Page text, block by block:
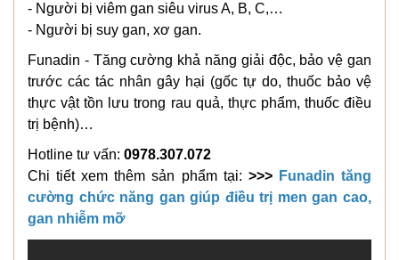
- Người bị viêm gan siêu virus A, B, C,…
- Người bị suy gan, xơ gan.
Funadin - Tăng cường khả năng giải độc, bảo vệ gan
trước các tác nhân gây hại (gốc tự do, thuốc bảo vệ
thực vật tồn lưu trong rau quả, thực phẩm, thuốc điều
trị bệnh)…
Hotline tư vấn: 0978.307.072
Chi tiết xem thêm sản phẩm tại: >>>
Funadin tăng
cường chức năng gan giúp điều trị men gan cao,
gan nhiễm mỡ